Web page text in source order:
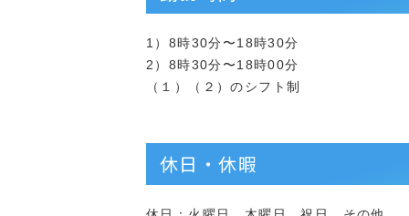
1）8時30分〜18時30分
2）8時30分〜18時00分
（１）（２）のシフト制
休日・休暇